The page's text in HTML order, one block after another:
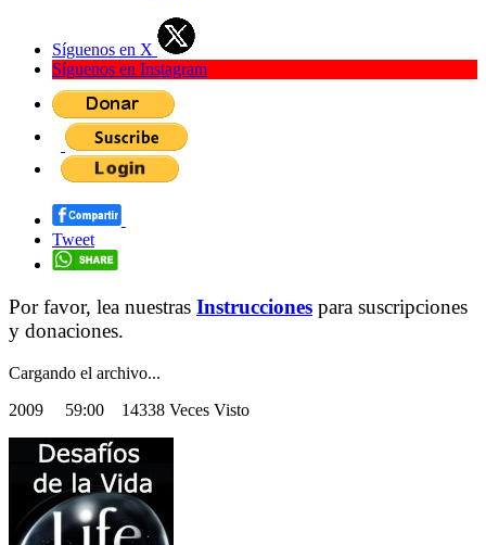
Síguenos en X
Síguenos en Instagram
Tweet
Por favor, lea nuestras Instrucciones para suscripciones
y donaciones.
Cargando el archivo...
2009 59:00 14338 Veces Visto